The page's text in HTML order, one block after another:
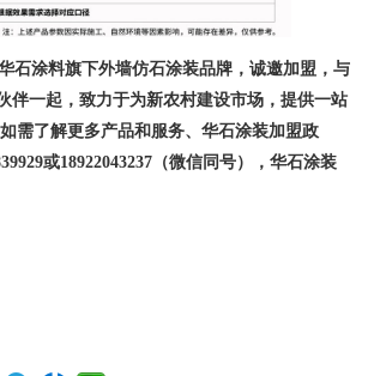
石涂料旗下外墙仿石涂装品牌，诚邀加盟，与
伴一起，致力于为新农村建设市场，提供一站
需了解更多产品和服务、华石涂装加盟政
或18922043237（微信同号），华石涂装